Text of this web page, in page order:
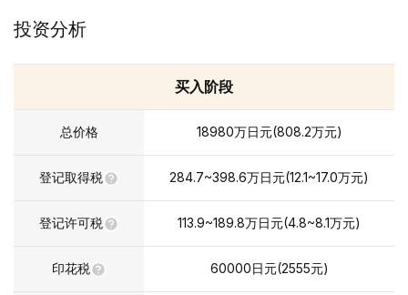
投资分析
买入阶段
总价格 18980万日元(808.2万元)
登记取得税 284.7~398.6万日元(12.1~17.0万元)
登记许可税 113.9~189.8万日元(4.8~8.1万元)
印花税 60000日元(2555元)